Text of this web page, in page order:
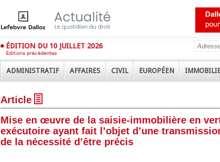
ÉDITION DU 10 JUILLET 2026
Éditions précédentes
ADMINISTRATIF AFFAIRES CIVIL EUROPÉEN
Article
Mise en œuvre de la saisie-immobilière en
exécutoire ayant fait l’objet d’une
de la nécessité d’être précis